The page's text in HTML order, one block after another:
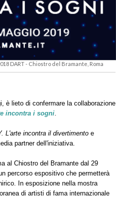
DART - Chiostro del Bramante, Roma
è lieto di confermare la collaborazione
incontra i sogni.
L'arte incontra il divertimento e
partner dell'iniziativa.
al Chiostro del Bramante dal 29
percorso espositivo che permetterà
In esposizione nella mostra
di artisti di fama internazionale